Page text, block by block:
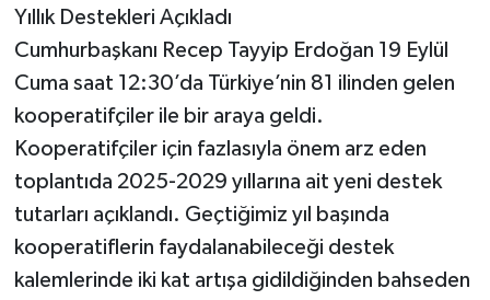
Yıllık Destekleri Açıkladı
Cumhurbaşkanı Recep Tayyip Erdoğan 19 Eylül
Cuma saat 12:30’da Türkiye’nin 81 ilinden gelen
kooperatifçiler ile bir araya geldi.
Kooperatifçiler için fazlasıyla önem arz eden
toplantıda 2025-2029 yıllarına ait yeni destek
tutarları açıklandı. Geçtiğimiz yıl başında
kooperatiflerin faydalanabileceği destek
kalemlerinde iki kat artışa gidildiğinden bahseden